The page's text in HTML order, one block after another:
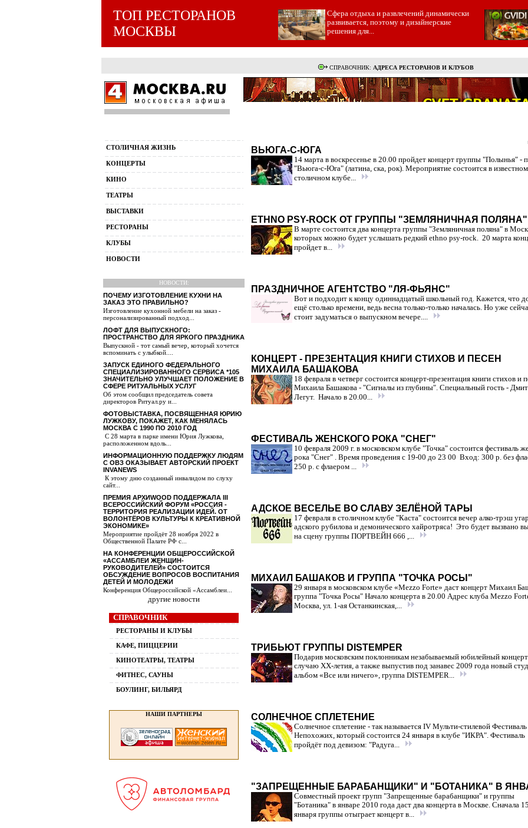
ТОП РЕСТОРАНОВ
МОСКВЫ
Cфера отдыха и развлечений динамически
развивается, поэтому и дизайнерские
решения для...
СПРАВОЧНИК: АДРЕСА РЕСТОРАНОВ И КЛУБОВ
СТОЛИЧНАЯ ЖИЗНЬ
КОНЦЕРТЫ
КИНО
ТЕАТРЫ
ВЫСТАВКИ
РЕСТОРАНЫ
КЛУБЫ
НОВОСТИ
НОВОСТИ:
ПОЧЕМУ ИЗГОТОВЛЕНИЕ КУХНИ НА
ЗАКАЗ ЭТО ПРАВИЛЬНО?
Изготовление кухонной мебели на заказ -
персонализированный подход...
ЛОФТ ДЛЯ ВЫПУСКНОГО:
ПРОСТРАНСТВО ДЛЯ ЯРКОГО ПРАЗДНИКА
Выпускной - тот самый вечер, который хочется
вспоминать с улыбкой....
ЗАПУСК ЕДИНОГО ФЕДЕРАЛЬНОГО
СПЕЦИАЛИЗИРОВАННОГО СЕРВИСА *105
ЗНАЧИТЕЛЬНО УЛУЧШАЕТ ПОЛОЖЕНИЕ В
СФЕРЕ РИТУАЛЬНЫХ УСЛУГ
Об этом сообщил председатель совета
директоров Ритуал.ру и...
ФОТОВЫСТАВКА, ПОСВЯЩЕННАЯ ЮРИЮ
ЛУЖКОВУ, ПОКАЖЕТ, КАК МЕНЯЛАСЬ
МОСКВА С 1990 ПО 2010 ГОД
С 28 марта в парке имени Юрия Лужкова,
расположенном вдоль...
ИНФОРМАЦИОННУЮ ПОДДЕРЖКУ ЛЮДЯМ
С ОВЗ ОКАЗЫВАЕТ АВТОРСКИЙ ПРОЕКТ
INVANEWS
К этому дню созданный инвалидом по слуху
сайт...
ПРЕМИЯ АРХИWOOD ПОДДЕРЖАЛА III
ВСЕРОССИЙСКИЙ ФОРУМ «РОССИЯ -
ТЕРРИТОРИЯ РЕАЛИЗАЦИИ ИДЕЙ. ОТ
ВОЛОНТЁРОВ КУЛЬТУРЫ К КРЕАТИВНОЙ
ЭКОНОМИКЕ»
Мероприятие пройдёт 28 ноября 2022 в
Общественной Палате РФ с...
НА КОНФЕРЕНЦИИ ОБЩЕРОССИЙСКОЙ
«АССАМБЛЕИ ЖЕНЩИН-
РУКОВОДИТЕЛЕЙ» СОСТОИТСЯ
ОБСУЖДЕНИЕ ВОПРОСОВ ВОСПИТАНИЯ
ДЕТЕЙ И МОЛОДЕЖИ
Конференция Общероссийской «Ассамблеи...
другие новости
СПРАВОЧНИК
РЕСТОРАНЫ И КЛУБЫ
КАФЕ, ПИЦЦЕРИИ
КИНОТЕАТРЫ, ТЕАТРЫ
ФИТНЕС, САУНЫ
БОУЛИНГ, БИЛЬЯРД
НАШИ ПАРТНЕРЫ
ВЬЮГА-С-ЮГА
14 марта в воскресенье в 20.00 пройдет концерт группы "Полынья" -
"Вьюга-с-Юга" (латина, ска, рок). Мероприятие состоится в известном
столичном клубе...
ETHNO PSY-ROCK ОТ ГРУППЫ "ЗЕМЛЯНИЧНАЯ ПОЛЯНА"
В марте состоится два концерта группы "Земляничная поляна" в
которых можно будет услышать редкий ethno psy-rock. 20 марта
пройдет в...
ПРАЗДНИЧНОЕ АГЕНТСТВО "ЛЯ-ФЬЯНС"
Вот и подходит к концу одиннадцатый школьный год. Кажется, что
ещё столько времени, ведь весна только-только началась. Но уже
стоит задуматься о выпускном вечере....
КОНЦЕРТ - ПРЕЗЕНТАЦИЯ КНИГИ СТИХОВ И ПЕСЕН
МИХАИЛА БАШАКОВА
18 февраля в четверг состоится концерт-презентация книги стихов и
Михаила Башакова - "Сигналы из глубины". Специальный гость -
Легут. Начало в 20.00...
ФЕСТИВАЛЬ ЖЕНСКОГО РОКА "СНЕГ"
10 февраля 2009 г. в московском клубе "Точка" состоится фестиваль
рока "Снег" . Время проведения с 19-00 до 23 00 Вход: 300 р. без
250 р. с флаером ...
АДСКОЕ ВЕСЕЛЬЕ ВО СЛАВУ ЗЕЛЁНОЙ ТАРЫ
17 февраля в столичном клубе "Каста" состоится вечер алко-трэш
адского рубилова и демонического хайротряса! Это будет вызвано
на сцену группы ПОРТВЕЙН 666 ,...
МИХАИЛ БАШАКОВ И ГРУППА "ТОЧКА РОСЫ"
29 января в московском клубе «Mezzo Forte» даст концерт Михаил
группа "Точка Росы" Начало концерта в 20.00 Адрес клуба Mezzo
Москва, ул. 1-ая Останкинская,...
ТРИБЬЮТ ГРУППЫ DISTEMPER
Подарив московским поклонникам незабываемый юбилейный
случаю XX-летия, а также выпустив под занавес 2009 года новый
альбом «Все или ничего», группа DISTEMPER...
СОЛНЕЧНОЕ СПЛЕТЕНИЕ
Солнечное сплетение - так называется IV Мульти-стилевой Фестиваль
Непохожих, который состоится 24 января в клубе "ИКРА". Фестиваль
пройдёт под девизом: "Радуга...
"ЗАПРЕЩЕННЫЕ БАРАБАНЩИКИ" И "БОТАНИКА" В
Совместный проект групп "Запрещенные барабанщики" и группы
"Ботаника" в январе 2010 года даст два концерта в Москве. Сначала 15
января группы отыграет концерт в...